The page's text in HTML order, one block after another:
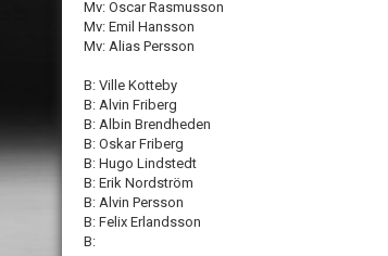
Mv: Oscar Rasmusson
Mv: Emil Hansson
Mv: Alias Persson
B: Ville Kotteby
B: Alvin Friberg
B: Albin Brendheden
B: Oskar Friberg
B: Hugo Lindstedt
B: Erik Nordström
B: Alvin Persson
B: Felix Erlandsson
B: